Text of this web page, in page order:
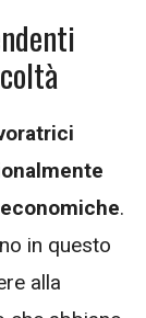
.
in questo
alla